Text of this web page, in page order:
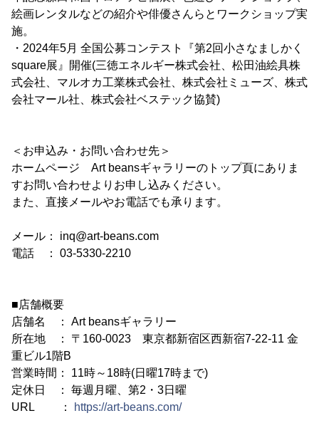
絵画レンタルなどの紹介や俳優さんらとワークショップ実
施。
・2024年5月 全国公募コンテスト『第2回小さなましかく
square展』開催(三徳エネルギー株式会社、松田油絵具株
式会社、マルオカ工業株式会社、株式会社ミューズ、株式
会社マール社、株式会社ベステック協賛)
＜お申込み・お問い合わせ先＞
ホームページ Art beansギャラリーのトップ頁にありま
すお問い合わせよりお申し込みください。
また、直接メールやお電話でも承ります。
メール： inq@art-beans.com
電話 ： 03-5330-2210
■店舗概要
店舗名 ： Art beansギャラリー
所在地 ： 〒160-0023 東京都新宿区西新宿7-22-11 金
重ビル1階B
営業時間： 11時～18時(日曜17時まで)
定休日 ： 毎週月曜、第2・3日曜
URL ：
https://art-beans.com/